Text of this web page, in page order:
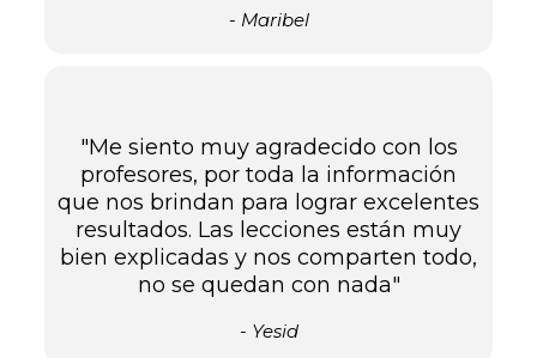
- Maribel
"Me siento muy agradecido con los
profesores, por toda la información
que nos brindan para lograr excelentes
resultados. Las lecciones están muy
bien explicadas y nos comparten todo,
no se quedan con nada"
- Yesid